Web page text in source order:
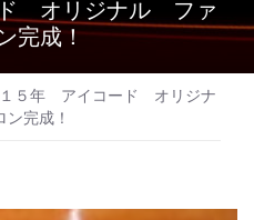
オリジナル ファ
完成！
１５年 アイコード オリジナ
完成！